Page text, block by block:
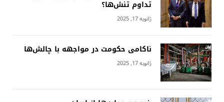
تداوم تنش‌ها؟
ژانویه 17, 2025
ناکامی حکومت در مواجهه با چالش‌ها
ژانویه 17, 2025